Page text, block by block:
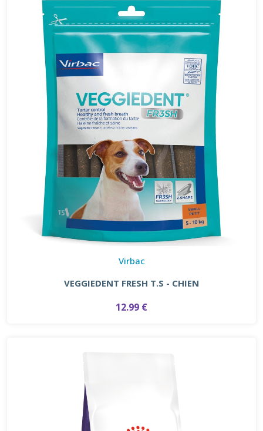
Virbac
VEGGIEDENT FRESH T.S - CHIEN
12.99 €